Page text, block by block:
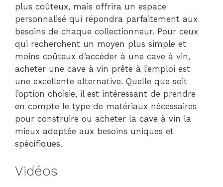
plus coûteux, mais offrira un espace
personnalisé qui répondra parfaitement aux
besoins de chaque collectionneur. Pour ceux
qui recherchent un moyen plus simple et
moins coûteux d’accéder à une cave à vin,
acheter une cave à vin prête à l’emploi est
une excellente alternative. Quelle que soit
l’option choisie, il est intéressant de prendre
en compte le type de matériaux nécessaires
pour construire ou acheter la cave à vin la
mieux adaptée aux besoins uniques et
spécifiques.
Vidéos